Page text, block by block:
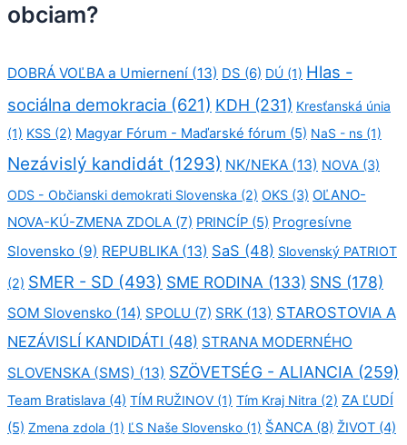
:obciam?
DOBRÁ VOĽBA a Umiernení (13) DS (6) DÚ (1) Hlas -
sociálna demokracia (621) KDH (231) Kresťanská únia
(1) KSS (2) Magyar Fórum - Maďarské fórum (5) NaS - ns (1)
Nezávislý kandidát (1293) NK/NEKA (13) NOVA (3)
ODS - Občianski demokrati Slovenska (2) OKS (3) OĽANO-
NOVA-KÚ-ZMENA ZDOLA (7) PRINCÍP (5) Progresívne
Slovensko (9) REPUBLIKA (13) SaS (48) Slovenský PATRIOT
(2) SMER - SD (493) SME RODINA (133) SNS (178)
SOM Slovensko (14) SPOLU (7) SRK (13) STAROSTOVIA A
NEZÁVISLÍ KANDIDÁTI (48) STRANA MODERNÉHO
SLOVENSKA (SMS) (13) SZÖVETSÉG - ALIANCIA (259)
Team Bratislava (4) TÍM RUŽINOV (1) Tím Kraj Nitra (2) ZA ĽUDÍ
(5) Zmena zdola (1) ĽS Naše Slovensko (1) ŠANCA (8) ŽIVOT (4)